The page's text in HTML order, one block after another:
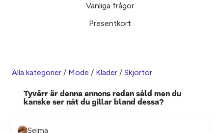
Vanliga frågor
Presentkort
Alla kategorier / Mode / Kläder / Skjortor
Tyvärr är denna annons redan såld men du
kanske ser nåt du gillar bland dessa?
Selma